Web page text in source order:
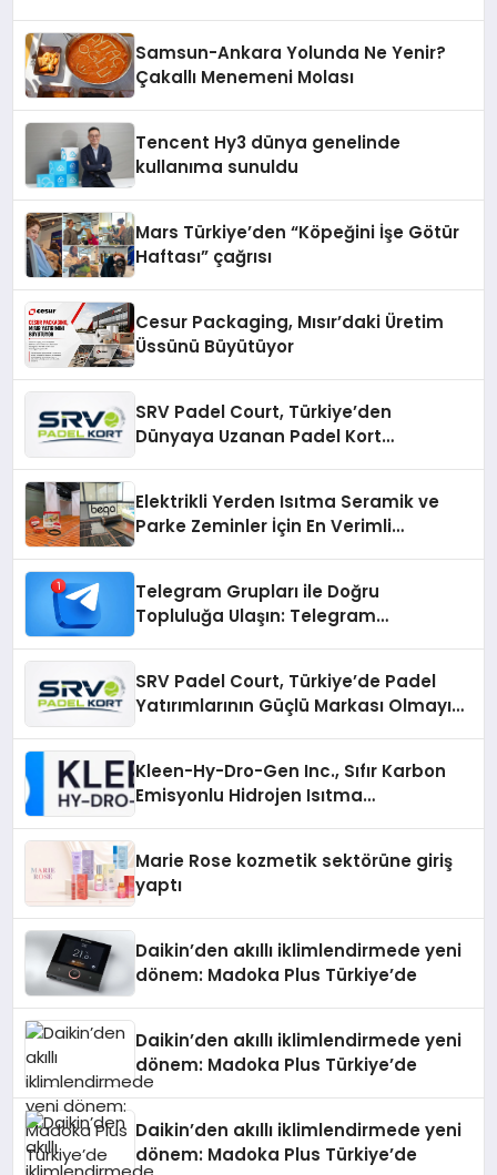
Samsun-Ankara Yolunda Ne Yenir?
Çakallı Menemeni Molası
Tencent Hy3 dünya genelinde
kullanıma sunuldu
Mars Türkiye’den “Köpeğini İşe Götür
Haftası” çağrısı
Cesur Packaging, Mısır’daki Üretim
Üssünü Büyütüyor
SRV Padel Court, Türkiye’den
Dünyaya Uzanan Padel Kort
Elektrikli Yerden Isıtma Seramik ve
Parke Zeminler İçin En Verimli
Telegram Grupları ile Doğru
Topluluğa Ulaşın: Telegram
SRV Padel Court, Türkiye’de Padel
Yatırımlarının Güçlü Markası Olmayı
Kleen-Hy-Dro-Gen Inc., Sıfır Karbon
Emisyonlu Hidrojen Isıtma
Marie Rose kozmetik sektörüne giriş
yaptı
Daikin’den akıllı iklimlendirmede yeni
dönem: Madoka Plus Türkiye’de
Daikin’den akıllı iklimlendirmede yeni
dönem: Madoka Plus Türkiye’de
Daikin’den akıllı iklimlendirmede yeni
dönem: Madoka Plus Türkiye’de